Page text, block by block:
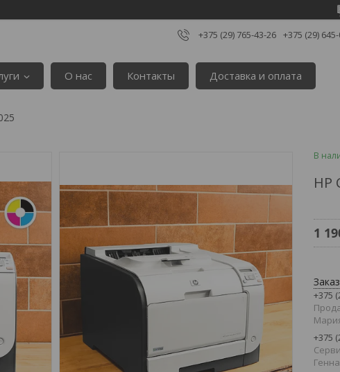
+375 (29) 765-43-26 +375 (29)
О нас Контакты Доставка и оплата
В
HP
1
+375
+375